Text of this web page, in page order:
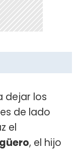
dejar los
de lado
el
, el hijo